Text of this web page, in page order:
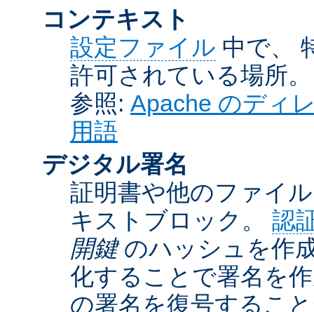
コンテキスト
設定ファイル 中で、
許可されている場所。
参照: Apache のディ
用語
デジタル署名
証明書や他のファイ
キストブロック。 認
開鍵のハッシュを作
化することで署名を
の署名を復号するこ